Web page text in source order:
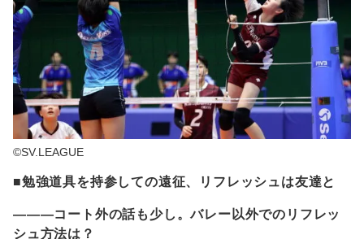
©SV.LEAGUE
■勉強道具を持参しての遠征、リフレッシュは友達と
―――コート外の話も少し。バレー以外でのリフレッ
シュ方法は？